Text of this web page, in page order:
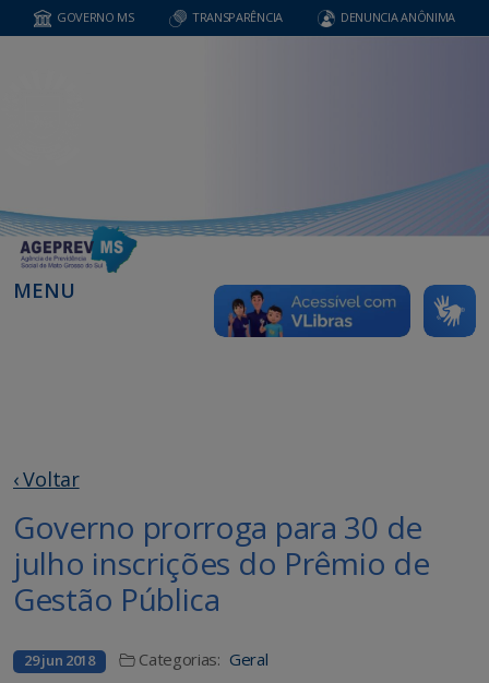
GOVERNO MS TRANSPARÊNCIA DENUNCIA ANÔNIMA
MENU
‹ Voltar
Governo prorroga para 30 de
julho inscrições do Prêmio de
Gestão Pública
29 jun 2018 Categorias: Geral